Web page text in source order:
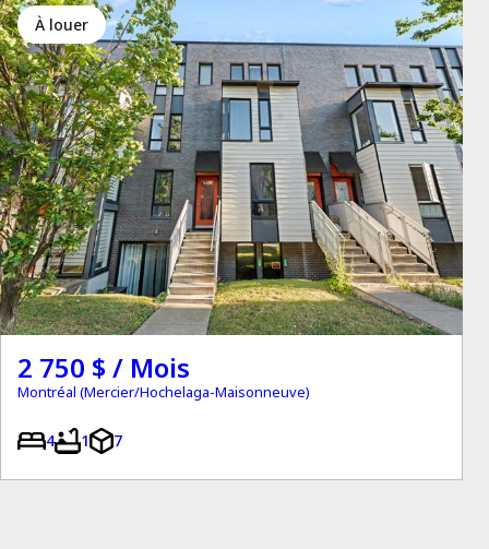
à louer
2 750 $ / Mois
Montréal (Mercier/Hochelaga-Maisonneuve)
4 1 7